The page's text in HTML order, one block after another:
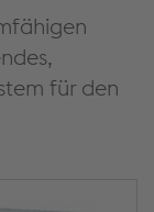
für den